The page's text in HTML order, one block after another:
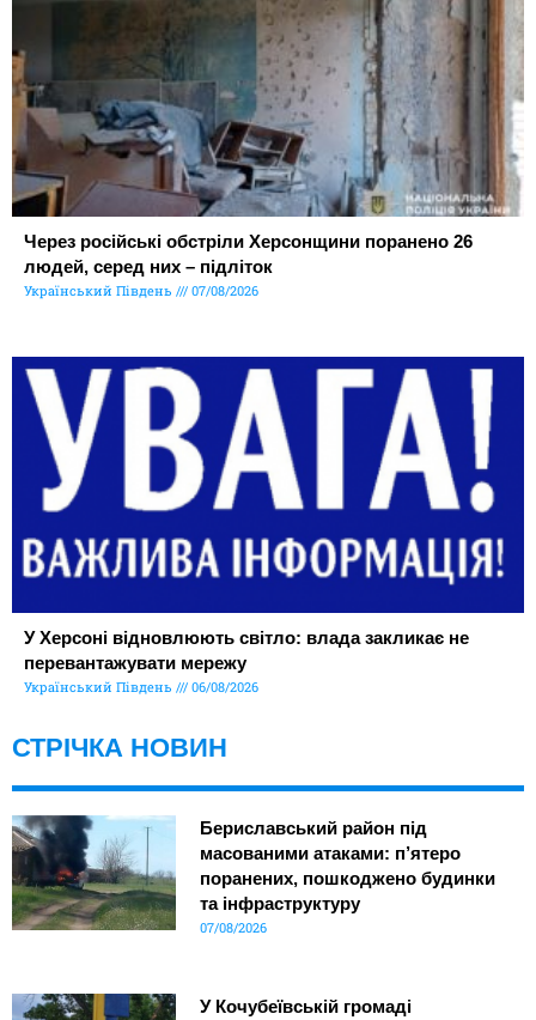
Через російські обстріли Херсонщини поранено 26
людей, серед них – підліток
Український Південь 07/08/2026
У Херсоні відновлюють світло: влада закликає не
перевантажувати мережу
Український Південь 06/08/2026
СТРІЧКА НОВИН
Бериславський район під
масованими атаками: п’ятеро
поранених, пошкоджено будинки
та інфраструктуру
07/08/2026
У Кочубеївській громаді